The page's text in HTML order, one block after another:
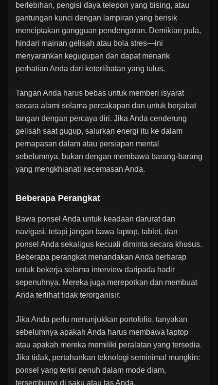
berlebihan, pengisi daya telepon yang bising, atau
gantungan kunci dengan lampiran yang berisik
menciptakan gangguan pendengaran. Demikian pula,
hindari mainan gelisah atau bola stres—ini
menyarankan kegugupan dan dapat menarik
perhatian Anda dari keterlibatan yang tulus.
Tangan Anda harus bebas untuk memberi isyarat
secara alami selama percakapan dan untuk berjabat
tangan dengan percaya diri. Jika Anda cenderung
gelisah saat gugup, salurkan energi itu ke dalam
pernapasan dalam atau persiapan mental
sebelumnya, bukan dengan membawa barang-barang
yang mengkhianati kecemasan Anda.
Beberapa Perangkat
Bawa ponsel Anda untuk keadaan darurat dan
navigasi, tetapi jangan bawa laptop, tablet, dan
ponsel Anda sekaligus kecuali diminta secara khusus.
Beberapa perangkat menandakan Anda berharap
untuk bekerja selama interview daripada hadir
sepenuhnya. Mereka juga merepotkan dan membuat
Anda terlihat tidak terorganisir.
Jika Anda perlu menunjukkan portofolio, tanyakan
sebelumnya apakah Anda harus membawa laptop
atau apakah mereka memiliki peralatan yang tersedia.
Jika tidak, pertahankan teknologi seminimal mungkin:
ponsel yang terisi penuh dalam mode diam,
tersembunyi di saku atau tas Anda.